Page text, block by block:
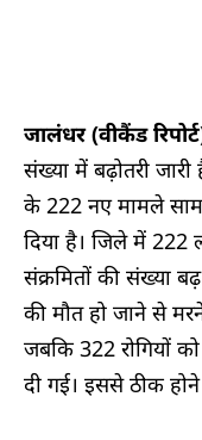
जालंधर (वीकैंड
संख्या में बढ़ोतरी
के 222 नए मामले
दिया है। जिले में 222
संक्रमितों की संख्या
की मौत हो जाने से
जबकि 322 रोगियों
दी गई। इससे ठीक